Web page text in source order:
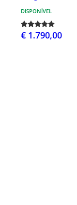
DISPONÍVEL
€ 1.790,00